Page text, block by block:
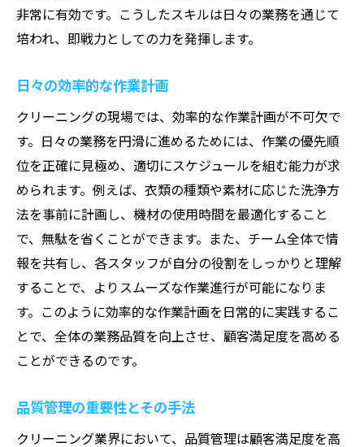
非常に有効です。こうしたスキルは日々の業務を通じて
培われ、即戦力としての力を発揮します。
日々の効率的な作業計画
クリーニングの現場では、効率的な作業計画が不可欠で
す。日々の業務を円滑に進めるためには、作業の優先順
位を正確に見極め、適切にスケジュールを組む能力が求
められます。例えば、衣類の種類や素材に応じた洗浄方
法を事前に計画し、機材の使用時間を最適化すること
で、無駄を省くことができます。また、チーム全体で情
報を共有し、各スタッフが自分の役割をしっかりと理解
することで、よりスムーズな作業進行が可能になりま
す。このように効率的な作業計画を日常的に実践するこ
とで、全体の業務品質を向上させ、顧客満足度を高める
ことができるのです。
品質管理の重要性とその手法
クリーニング業界において、品質管理は顧客満足度を高